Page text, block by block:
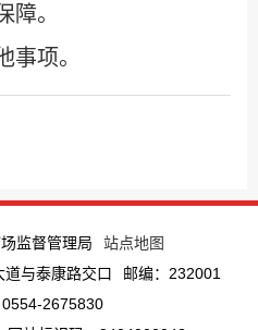
障。
事项。
监督管理局
站点地图
与泰康路交口
邮编：232001
2675830